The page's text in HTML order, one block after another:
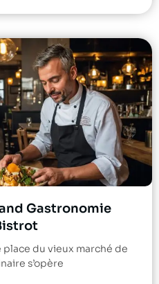
Gastronomie
du vieux marché de
s’opère